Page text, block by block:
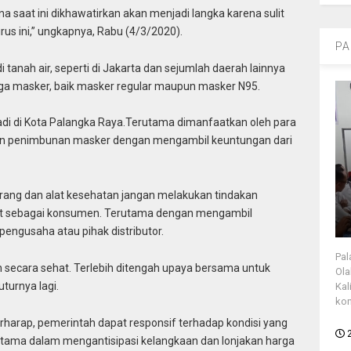
saat ini dikhawatirkan akan menjadi langka karena sulit
ini,” ungkapnya, Rabu (4/3/2020).
tanah air, seperti di Jakarta dan sejumlah daerah lainnya
masker, baik masker regular maupun masker N95.
di Kota Palangka Raya.Terutama dimanfaatkan oleh para
penimbunan masker dengan mengambil keuntungan dari
dan alat kesehatan jangan melakukan tindakan
konsumen. Terutama dengan mengambil
atau pihak distributor.
sehat. Terlebih ditengah upaya bersama untuk
lagi.
pemerintah dapat responsif terhadap kondisi yang
dalam mengantisipasi kelangkaan dan lonjakan harga